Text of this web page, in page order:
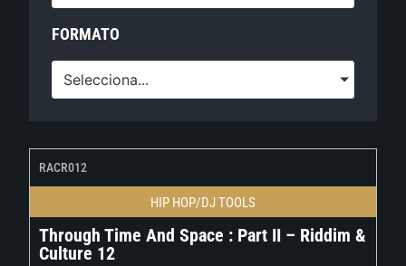
FORMATO
Selecciona...
RACR012
HIP HOP/DJ TOOLS
Through Time And Space : Part II – Riddim &
Culture 12